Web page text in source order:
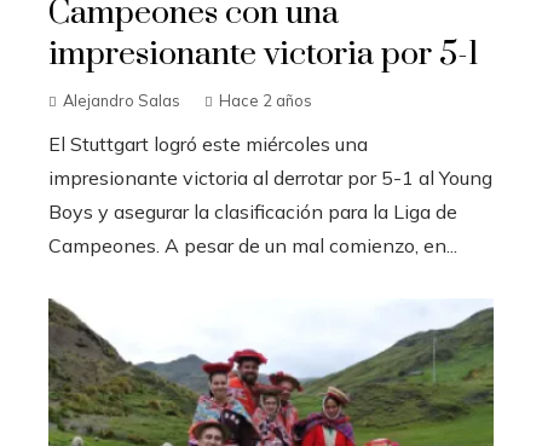
Campeones con una
impresionante victoria por 5-1
Alejandro Salas Hace 2 años
El Stuttgart logró este miércoles una
impresionante victoria al derrotar por 5-1 al Young
Boys y asegurar la clasificación para la Liga de
Campeones. A pesar de un mal comienzo, en...